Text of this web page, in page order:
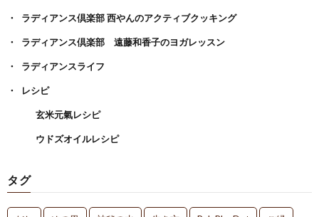
ラディアンス倶楽部 西やんのアクティブクッキング
ラディアンス倶楽部 遠藤和香子のヨガレッスン
ラディアンスライフ
レシピ
玄米元氣レシピ
ウドズオイルレシピ
タグ